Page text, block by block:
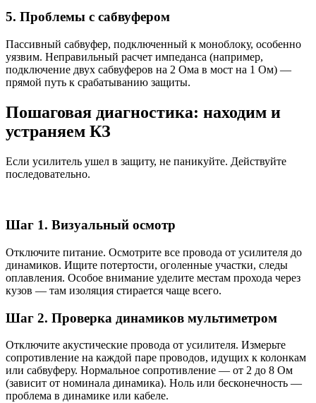
5. Проблемы с сабвуфером
Пассивный сабвуфер, подключенный к моноблоку, особенно
уязвим. Неправильный расчет импеданса (например,
подключение двух сабвуферов на 2 Ома в мост на 1 Ом) —
прямой путь к срабатыванию защиты.
Пошаговая диагностика: находим и
устраняем КЗ
Если усилитель ушел в защиту, не паникуйте. Действуйте
последовательно.
Шаг 1. Визуальный осмотр
Отключите питание. Осмотрите все провода от усилителя до
динамиков. Ищите потертости, оголенные участки, следы
оплавления. Особое внимание уделите местам прохода через
кузов — там изоляция стирается чаще всего.
Шаг 2. Проверка динамиков мультиметром
Отключите акустические провода от усилителя. Измерьте
сопротивление на каждой паре проводов, идущих к колонкам
или сабвуферу. Нормальное сопротивление — от 2 до 8 Ом
(зависит от номинала динамика). Ноль или бесконечность —
проблема в динамике или кабеле.